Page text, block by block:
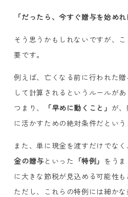
「だったら、今すぐ贈与を始めれ
そう思うかもしれないですが、
要です。
例えば、亡くなる前に行われた
して計算されるというルールがあ
つまり、
「早めに動くこと」 が
に活かすための絶対条件だという
また、単に現金を渡すだけでなく
金の贈与といった 「特例」 をう
に大きな節税が見込める可能性も
ただし、これらの特例には細か